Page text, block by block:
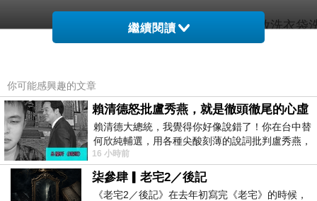
建議單獨洗滌，手洗或放洗衣袋
繼續閱讀
你可能感興趣的文章
賴清德怒批盧秀燕，就是徹頭徹尾的心虛
賴清德大總統，我覺得你好像說錯了！你在台中替
何欣純輔選，用各種尖酸刻薄的說詞批判盧秀燕，
罵她施政滿意度輸給陳其邁，甚至還說盧
16 小時前
柒參肆▎老宅2／後記
《老宅2／後記》在去年初寫完《老宅》的時候，